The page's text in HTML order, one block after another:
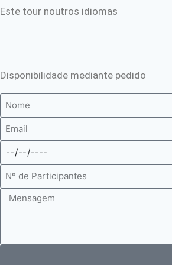
Este tour noutros idiomas
Disponibilidade mediante pedido